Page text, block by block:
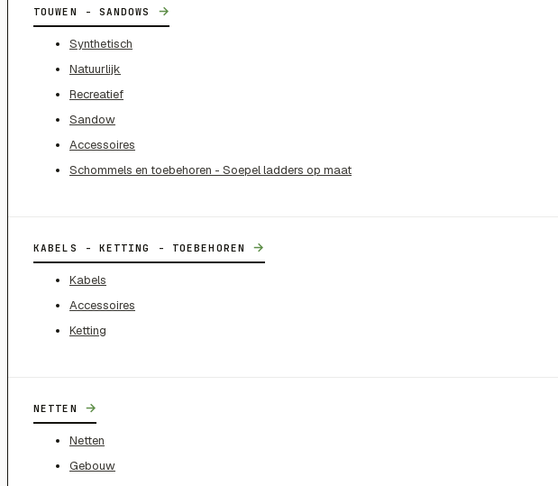
TOUWEN - SANDOWS →
Synthetisch
Natuurlijk
Recreatief
Sandow
Accessoires
Schommels en toebehoren - Soepel ladders op maat
KABELS - KETTING - TOEBEHOREN →
Kabels
Accessoires
Ketting
NETTEN →
Netten
Gebouw